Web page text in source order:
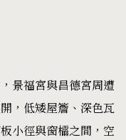
景福宮與昌德宮周遭
，低矮屋簷、深色瓦
小徑與窗櫺之間，空